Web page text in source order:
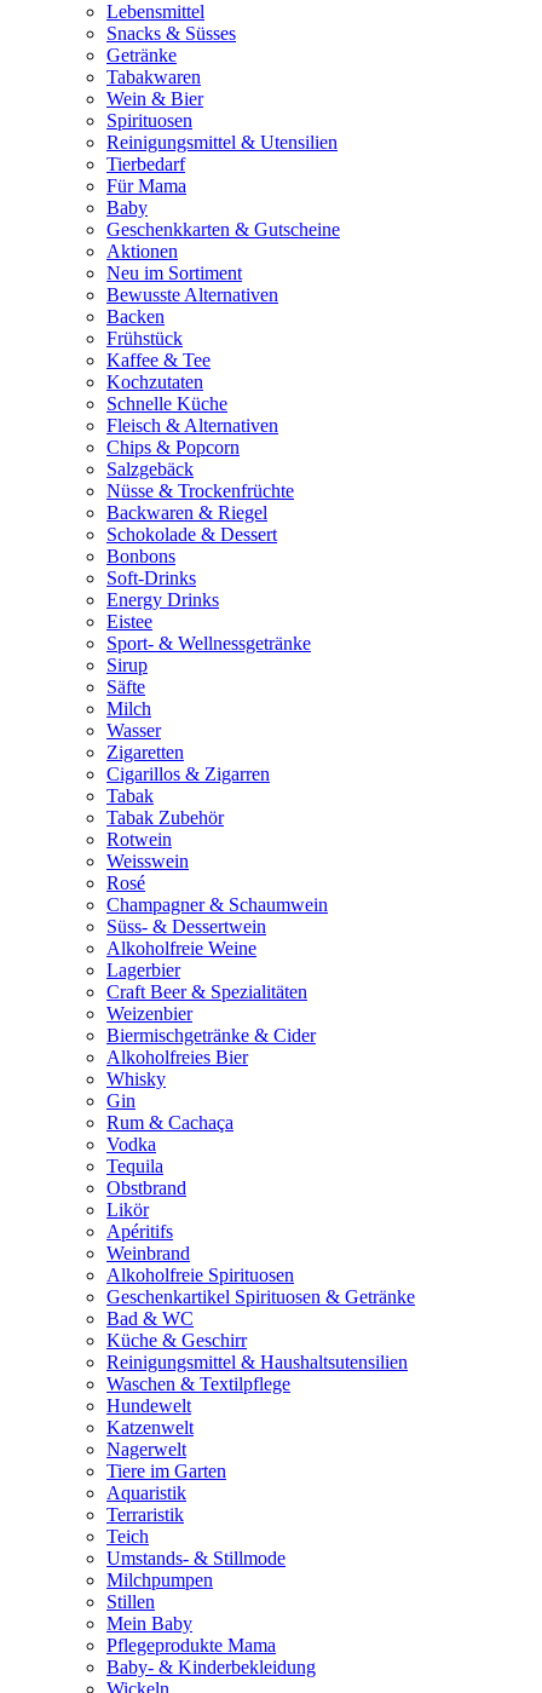
Lebensmittel
Snacks & Süsses
Getränke
Tabakwaren
Wein & Bier
Spirituosen
Reinigungsmittel & Utensilien
Tierbedarf
Für Mama
Baby
Geschenkkarten & Gutscheine
Aktionen
Neu im Sortiment
Bewusste Alternativen
Backen
Frühstück
Kaffee & Tee
Kochzutaten
Schnelle Küche
Fleisch & Alternativen
Chips & Popcorn
Salzgebäck
Nüsse & Trockenfrüchte
Backwaren & Riegel
Schokolade & Dessert
Bonbons
Soft-Drinks
Energy Drinks
Eistee
Sport- & Wellnessgetränke
Sirup
Säfte
Milch
Wasser
Zigaretten
Cigarillos & Zigarren
Tabak
Tabak Zubehör
Rotwein
Weisswein
Rosé
Champagner & Schaumwein
Süss- & Dessertwein
Alkoholfreie Weine
Lagerbier
Craft Beer & Spezialitäten
Weizenbier
Biermischgetränke & Cider
Alkoholfreies Bier
Whisky
Gin
Rum & Cachaça
Vodka
Tequila
Obstbrand
Likör
Apéritifs
Weinbrand
Alkoholfreie Spirituosen
Geschenkartikel Spirituosen & Getränke
Bad & WC
Küche & Geschirr
Reinigungsmittel & Haushaltsutensilien
Waschen & Textilpflege
Hundewelt
Katzenwelt
Nagerwelt
Tiere im Garten
Aquaristik
Terraristik
Teich
Umstands- & Stillmode
Milchpumpen
Stillen
Mein Baby
Pflegeprodukte Mama
Baby- & Kinderbekleidung
Wickeln